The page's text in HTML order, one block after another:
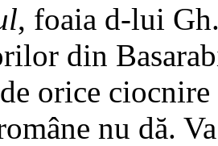
, foaia d-lui
din
orice
nu dă.